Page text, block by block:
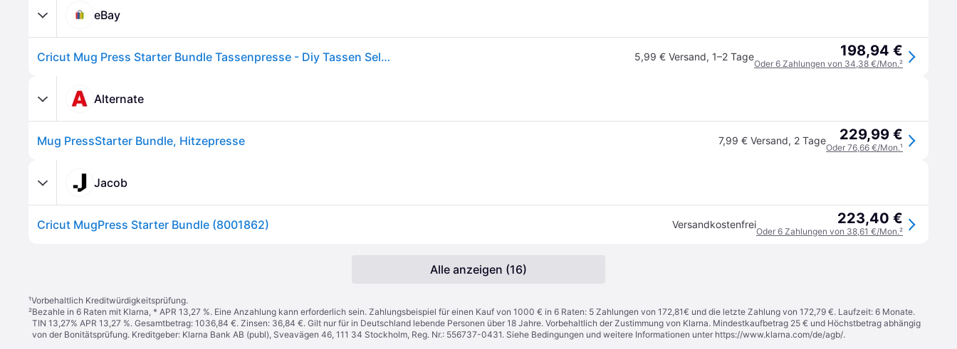
eBay
Cricut Mug Press Starter Bundle Tassenpresse - Diy Tassen Selbst Gestalten 5,99 € Versand, 1–2 Tage 198,94 €
Oder 6 Zahlungen von 34,38 €/Mon.²
Alternate
Mug PressStarter Bundle, Hitzepresse 7,99 € Versand, 2 Tage 229,99 €
Oder 76,66 €/Mon.¹
Jacob
Cricut MugPress Starter Bundle (8001862) Versandkostenfrei 223,40 €
Oder 6 Zahlungen von 38,61 €/Mon.²
Alle anzeigen (16)
¹Vorbehaltlich Kreditwürdigkeitsprüfung.
²Bezahle in 6 Raten mit Klarna, * APR 13,27 %. Eine Anzahlung kann erforderlich sein. Zahlungsbeispiel für einen Kauf von 1000 € in 6 Raten: 5 Zahlungen von 172,81€ und die letzte Zahlung von 172,79 €. Laufzeit: 6 Monate.
TIN 13,27% APR 13,27 %. Gesamtbetrag: 1036,84 €. Zinsen: 36,84 €. Gilt nur für in Deutschland lebende Personen über 18 Jahre. Vorbehaltlich der Zustimmung von Klarna. Mindestkaufbetrag 25 € und Höchstbetrag abhängig
von der Bonitätsprüfung. Kreditgeber: Klarna Bank AB (publ), Sveavägen 46, 111 34 Stockholm, Reg. Nr.: 556737-0431. Siehe Bedingungen und weitere Informationen unter https://www.klarna.com/de/agb/.